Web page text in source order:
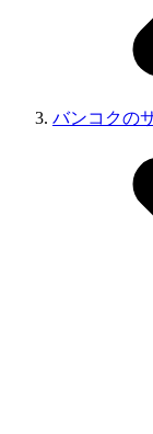
バンコクの